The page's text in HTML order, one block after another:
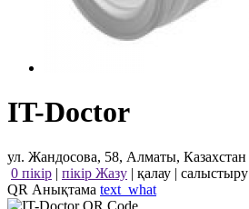
IT-Doctor
ул. Жандосова, 58, Алматы, Казахстан
0 пікір | пікір Жазу | қалау | салыстыру
QR Анықтама text_what